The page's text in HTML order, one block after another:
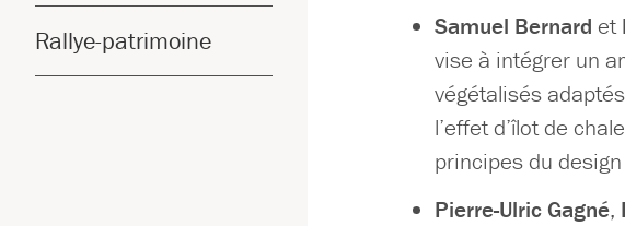
Rallye-patrimoine
Samuel Bernard et
vise à intégrer un
végétalisés
l’effet d’îlot de
principes du
Pierre-Ulric Gagné,